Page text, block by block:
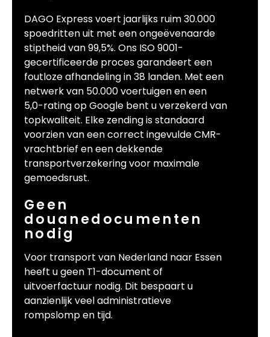
DAGO Express voert jaarlijks ruim 30.000
spoedritten uit met een ongeëvenaarde
stiptheid van 99,5%. Ons ISO 9001-
gecertificeerde proces garandeert een
foutloze afhandeling in 38 landen. Met een
netwerk van 50.000 voertuigen en een
5,0-rating op Google bent u verzekerd van
topkwaliteit. Elke zending is standaard
voorzien van een correct ingevulde CMR-
vrachtbrief en een dekkende
transportverzekering voor maximale
gemoedsrust.
Geen
douanedocumenten
nodig
Voor transport van Nederland naar Essen
heeft u geen T1-document of
uitvoerfactuur nodig. Dit bespaart u
aanzienlijk veel administratieve
rompslomp en tijd.